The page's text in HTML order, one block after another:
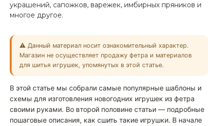
украшений, сапожков, варежек, имбирных пряников и
многое другое.
⚠️ Данный материал носит ознакомительный характер.
Магазин не осуществляет продажу фетра и материалов
для шитья игрушек, упомянутых в этой статье.
В этой статье мы собрали самые популярные шаблоны и
схемы для изготовления новогодних игрушек из фетра
своими руками. Во второй половине статьи — подробные
пошаговые описания, как сшить такие игрушки. В начале